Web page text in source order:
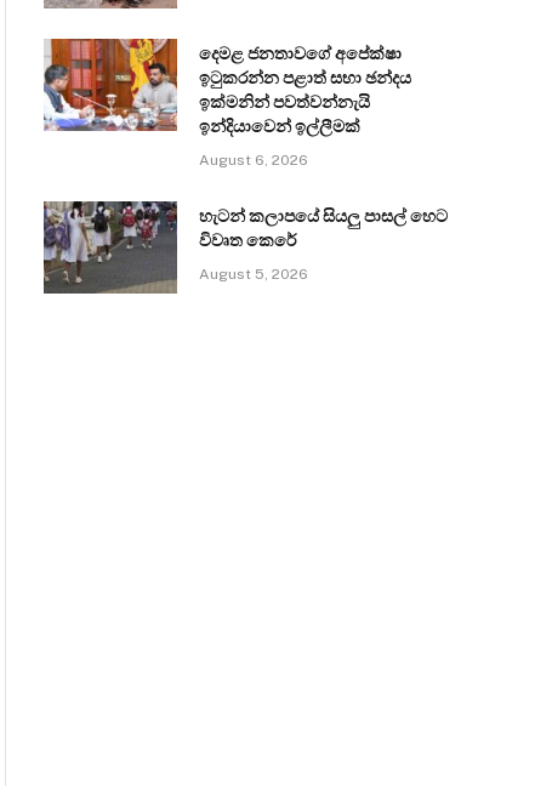
දෙමළ ජනතාවගේ අපේක්ෂා
ඉටුකරන්න පළාත් සභා ඡන්දය
ඉක්මනින් පවත්වන්නැයි
ඉන්දියාවෙන් ඉල්ලීමක්
August 6, 2026
හැටන් කලාපයේ සියලු පාසල් හෙට
විවෘත කෙරේ
August 5, 2026